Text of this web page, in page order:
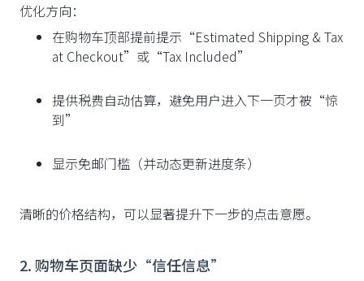
优化方向：
在购物车顶部提前提示“Estimated Shipping & Tax
at Checkout”或“Tax Included”
提供税费自动估算，避免用户进入下一页才被“惊
到”
显示免邮门槛（并动态更新进度条）
清晰的价格结构，可以显著提升下一步的点击意愿。
2. 购物车页面缺少“信任信息”